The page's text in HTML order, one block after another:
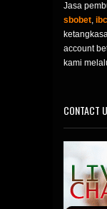
Jasa
sbobet,
account
kami
CONTACT